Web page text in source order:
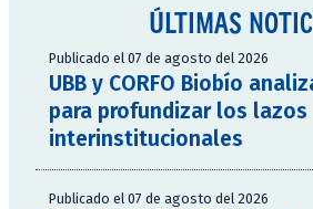
ÚLTIMAS
Publicado el 07 de agosto del 2026
UBB y CORFO Biobío
para profundizar los lazos
interinstitucionales
Publicado el 07 de agosto del 2026